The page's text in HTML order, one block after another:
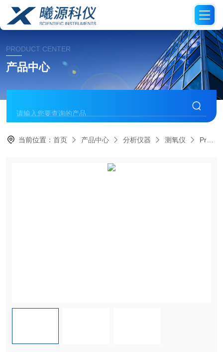
PRODUCT CENTER
产品中心
当前位置：首页 产品中心 分析仪器 测氧仪 PreSens Microx 4便携式光学氧气分析仪